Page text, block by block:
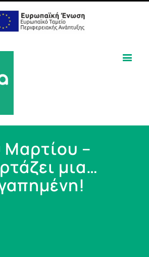
Μαρτίου –
μια…